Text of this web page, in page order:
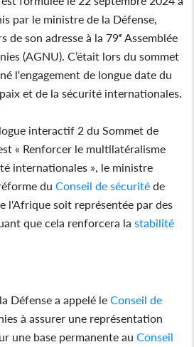
par le ministre de la Défense,
de son adresse à la 79ᵉ Assemblée
(AGNU). C’était lors du sommet
l'engagement de longue date du
et de la sécurité internationales.
interactif 2 du Sommet de
« Renforcer le multilatéralisme
internationales », le ministre
du Conseil de sécurité de
l'Afrique soit représentée par des
que cela renforcera la stabilité
Défense a appelé le Conseil de
à assurer une représentation
une base permanente au Conseil